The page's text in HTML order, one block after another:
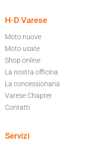
H-D Varese
Moto nuove
Moto usate
Shop online
La nostra officina
La concessionaria
Varese Chapter
Contatti
Servizi